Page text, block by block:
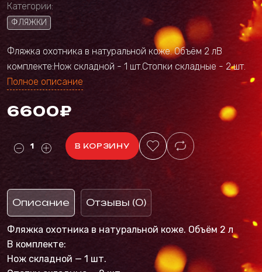
Категории:
ФЛЯЖКИ
Фляжка охотника в натуральной коже. Объём 2 лВ
комплекте:Нож складной - 1 шт.Стопки складные - 2 шт.
Полное описание
6600₽
В КОРЗИНУ
Описание Отзывы (0)
Фляжка охотника в натуральной коже. Объём 2 л
В комплекте:
Нож складной — 1 шт.